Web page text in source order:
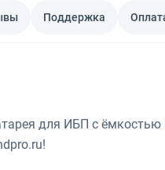
Поддержка
для ИБП с ёмкостью